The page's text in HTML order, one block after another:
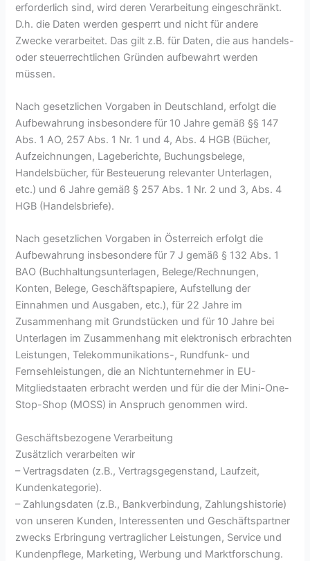
erforderlich sind, wird deren Verarbeitung eingeschränkt.
D.h. die Daten werden gesperrt und nicht für andere
Zwecke verarbeitet. Das gilt z.B. für Daten, die aus handels-
oder steuerrechtlichen Gründen aufbewahrt werden
müssen.
Nach gesetzlichen Vorgaben in Deutschland, erfolgt die
Aufbewahrung insbesondere für 10 Jahre gemäß §§ 147
Abs. 1 AO, 257 Abs. 1 Nr. 1 und 4, Abs. 4 HGB (Bücher,
Aufzeichnungen, Lageberichte, Buchungsbelege,
Handelsbücher, für Besteuerung relevanter Unterlagen,
etc.) und 6 Jahre gemäß § 257 Abs. 1 Nr. 2 und 3, Abs. 4
HGB (Handelsbriefe).
Nach gesetzlichen Vorgaben in Österreich erfolgt die
Aufbewahrung insbesondere für 7 J gemäß § 132 Abs. 1
BAO (Buchhaltungsunterlagen, Belege/Rechnungen,
Konten, Belege, Geschäftspapiere, Aufstellung der
Einnahmen und Ausgaben, etc.), für 22 Jahre im
Zusammenhang mit Grundstücken und für 10 Jahre bei
Unterlagen im Zusammenhang mit elektronisch erbrachten
Leistungen, Telekommunikations-, Rundfunk- und
Fernsehleistungen, die an Nichtunternehmer in EU-
Mitgliedstaaten erbracht werden und für die der Mini-One-
Stop-Shop (MOSS) in Anspruch genommen wird.
Geschäftsbezogene Verarbeitung
Zusätzlich verarbeiten wir
– Vertragsdaten (z.B., Vertragsgegenstand, Laufzeit,
Kundenkategorie).
– Zahlungsdaten (z.B., Bankverbindung, Zahlungshistorie)
von unseren Kunden, Interessenten und Geschäftspartner
zwecks Erbringung vertraglicher Leistungen, Service und
Kundenpflege, Marketing, Werbung und Marktforschung.